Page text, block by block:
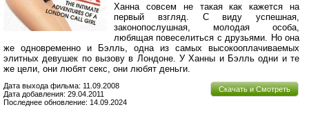
Ханна совсем не такая как кажется на
первый взгляд. С виду успешная,
законопослушная, молодая особа,
любящая повеселиться с друзьями. Но она
же одновременно и Бэлль, одна из самых высокооплачиваемых
элитных девушек по вызову в Лондоне. У Ханны и Бэлль одни и те
же цели, они любят секс, они любят деньги.
Скачать и Смотреть
Дата выхода фильма: 11.09.2008
Дата добавления: 29.04.2011
Последнее обновление: 14.09.2024